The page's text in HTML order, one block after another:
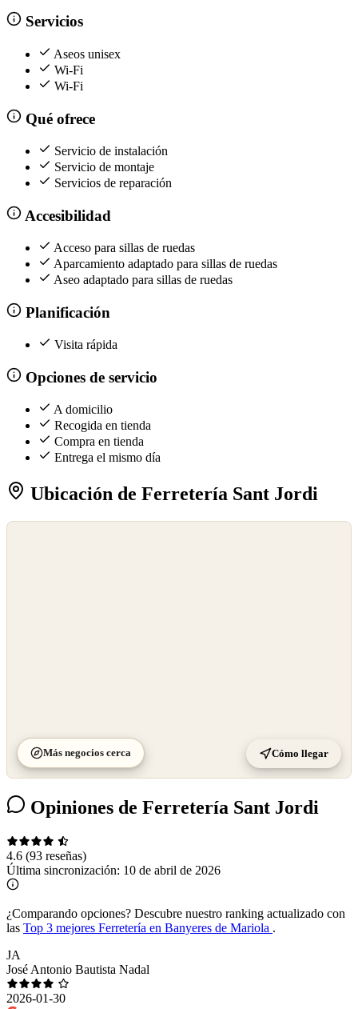
Servicios
Aseos unisex
Wi-Fi
Wi-Fi
Qué ofrece
Servicio de instalación
Servicio de montaje
Servicios de reparación
Accesibilidad
Acceso para sillas de ruedas
Aparcamiento adaptado para sillas de ruedas
Aseo adaptado para sillas de ruedas
Planificación
Visita rápida
Opciones de servicio
A domicilio
Recogida en tienda
Compra en tienda
Entrega el mismo día
Ubicación de Ferretería Sant Jordi
Más negocios cerca Cómo llegar
Opiniones de Ferretería Sant Jordi
4.6 (93 reseñas)
Última sincronización: 10 de abril de 2026
¿Comparando opciones? Descubre nuestro ranking actualizado con
las Top 3 mejores Ferretería en Banyeres de Mariola .
JA
José Antonio Bautista Nadal
2026-01-30